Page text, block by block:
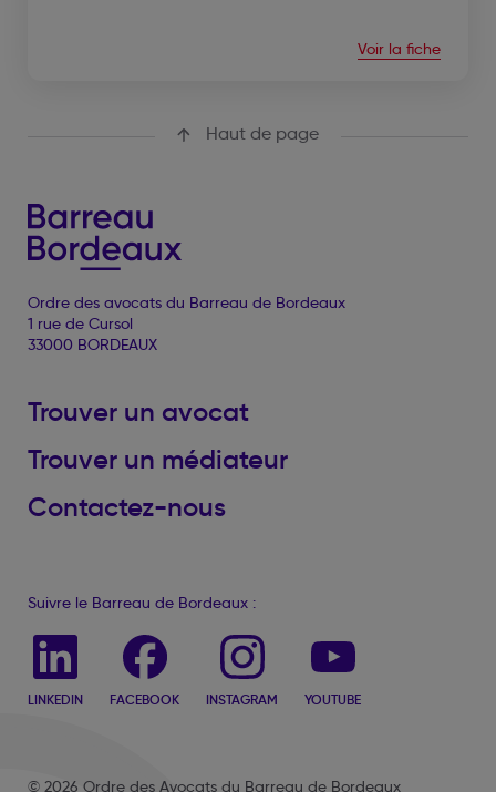
Voir la fiche
Haut de page
Ordre des avocats du Barreau de Bordeaux
1 rue de Cursol
33000 BORDEAUX
Trouver un avocat
Trouver un médiateur
Contactez-nous
Suivre le Barreau de Bordeaux :
LINKEDIN FACEBOOK INSTAGRAM YOUTUBE
© 2026 Ordre des Avocats du Barreau de Bordeaux